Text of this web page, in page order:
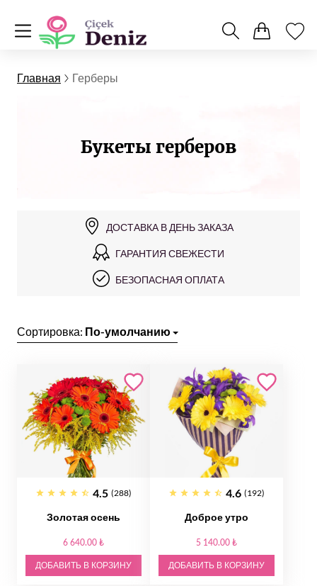
Главная Герберы
Букеты герберов
ДОСТАВКА В ДЕНЬ ЗАКАЗА
ГАРАНТИЯ СВЕЖЕСТИ
БЕЗОПАСНАЯ ОПЛАТА
Сортировка: По-умолчанию
4.5 (288)
Золотая осень
6 640.00 ₺
ДОБАВИТЬ В КОРЗИНУ
4.6 (192)
Доброе утро
5 140.00 ₺
ДОБАВИТЬ В КОРЗИНУ